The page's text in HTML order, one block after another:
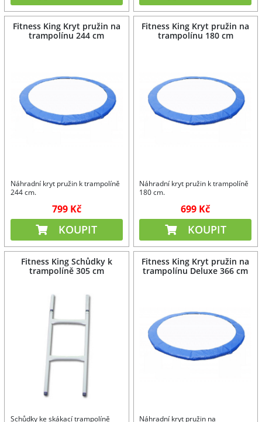
Fitness King Kryt pružin na
trampolínu 244 cm
Náhradní kryt pružin k trampolíně
244 cm.
799 Kč
KOUPIT
Fitness King Kryt pružin na
trampolínu 180 cm
Náhradní kryt pružin k trampolíně
180 cm.
699 Kč
KOUPIT
Fitness King Schůdky k
trampolíně 305 cm
Schůdky ke skákací trampolíně
Fitness King Kryt pružin na
trampolínu Deluxe 366 cm
Náhradní kryt pružin na